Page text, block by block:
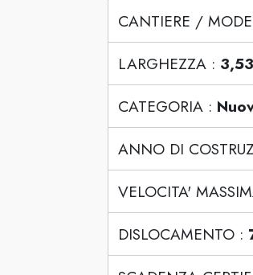
CANTIERE /
LARGHEZZA : 3,53
CATEGORIA :
ANNO DI
VELOCITA'
DISLOCAMENTO :